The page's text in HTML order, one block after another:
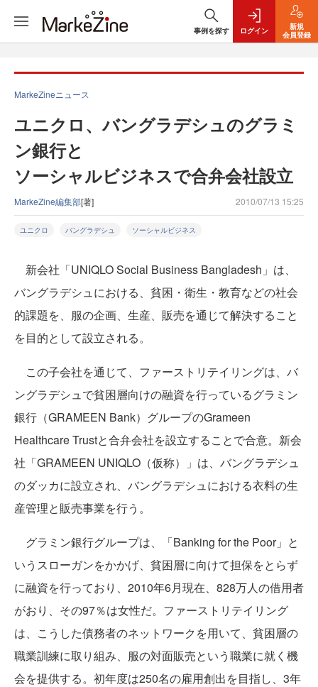
事例を探す ログイン
新規
会員登録
MarkeZineニュース
ユニクロ、バングラデシュのグラミ
ン銀行と
ソーシャルビジネスで合弁会社設立
MarkeZine編集部[著] 2010/07/13 15:25
ユニクロ バングラデシュ ソーシャルビジネス
新会社「UNIQLO Social Business Bangladesh」は、
バングラデシュにおける、貧困・衛生・教育などの社会
的課題を、服の企画、生産、販売を通じて解決すること
を目的として設立される。
この子会社を通じて、ファーストリテイリングは、バ
ングラデシュで貧困層向けの融資を行っているグラミン
銀行（GRAMEEN Bank）グループのGrameen
Healthcare Trustと合弁会社を設立することで合意。新会
社「GRAMEEN UNIQLO（仮称）」は、バングラデシュ
のダッカに設立され、バングラデシュにおける衣料の生
産管理と販売事業を行う。
グラミン銀行グループは、「Banking for the Poor」と
いうスローガンをかかげ、貧困層に向けて担保をとらず
に融資を行っており、2010年6月現在、828万人の借用者
がおり、その97％は女性だ。ファーストリテイリング
は、こうした債務者のネットワークを用いて、貧困層の
職業訓練に取り組み、服の対面販売という職業に就く機
会を提供する。初年度は250名の雇用創出を目指し、3年